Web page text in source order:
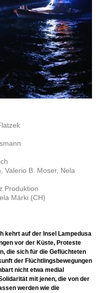
Valerio B. Moser, Nela
Produktion
Märki (CH)
kehrt auf der Insel Lampedusa
vor der Küste, Proteste
die sich für die Geflüchteten
der Flüchtlingsbewegungen
nicht etwa medial
mit jenen, die von der
werden wie die